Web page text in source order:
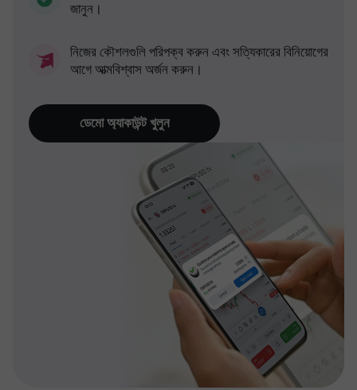
জানুন।
নিজের কৌশলগুলি পরিপক্ব করুন এবং সত্যিকারের বিনিয়োগের
আগে আত্মবিশ্বাস অর্জন করুন।
ডেমো অ্যাকাউন্ট খুলুন